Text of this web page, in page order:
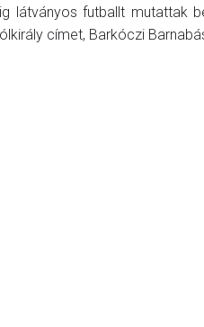
látványos futballt mutattak
címet, Barkóczi